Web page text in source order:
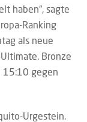
haben“, sagte
Ranking
als neue
Bronze
15:10 gegen
Urgestein.